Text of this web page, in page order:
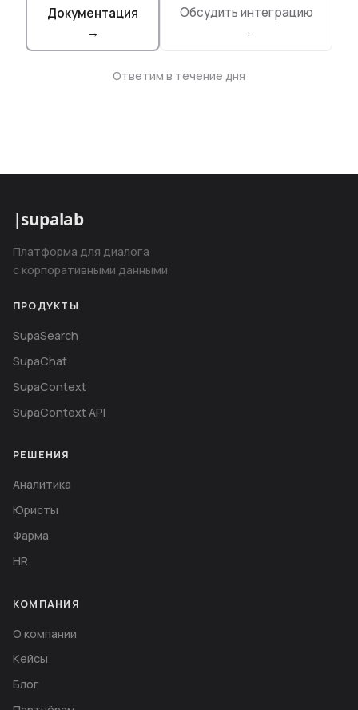
Документация
→
Обсудить интеграцию
→
Ответим в течение дня
|supalab
Платформа для диалога
с корпоративными данными
ПРОДУКТЫ
SupaSearch
SupaChat
SupaContext
SupaContext API
РЕШЕНИЯ
Аналитика
Юристы
Фарма
HR
КОМПАНИЯ
О компании
Кейсы
Блог